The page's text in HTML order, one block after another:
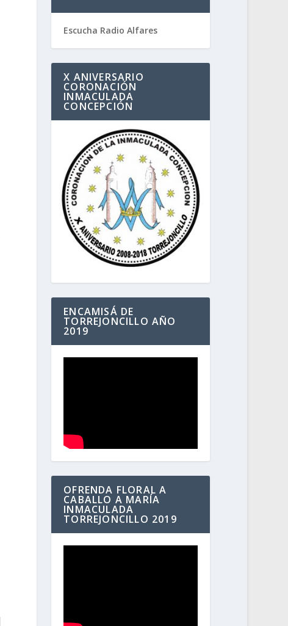
Escucha Radio Alfares
X ANIVERSARIO
CORONACIÓN
INMACULADA
CONCEPCIÓN
ENCAMISÁ DE
TORREJONCILLO AÑO
2019
OFRENDA FLORAL A
CABALLO A MARÍA
INMACULADA
TORREJONCILLO 2019